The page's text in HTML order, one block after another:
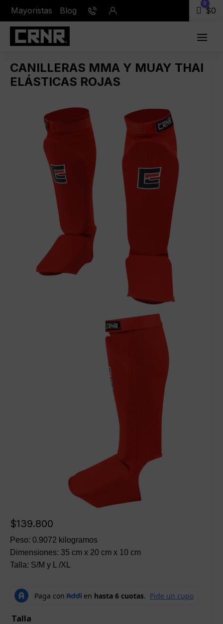
Mayoristas Blog Carro
0
$0
CANILLERAS MMA Y MUAY THAI
ELÁSTICAS ROJAS
$139.800
Peso: 0.9072 kilogramos
Dimensiones: 35 cm x 20 cm x 10 cm
Talla: S/M y L /XL
Talla